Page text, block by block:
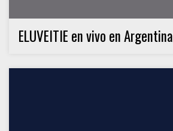
ELUVEITIE en vivo en Argentina